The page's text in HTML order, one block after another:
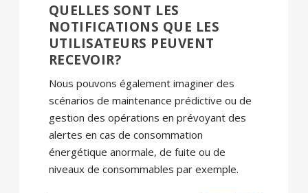
QUELLES SONT LES
NOTIFICATIONS QUE LES
UTILISATEURS PEUVENT
RECEVOIR?
Nous pouvons également imaginer des
scénarios de maintenance prédictive ou de
gestion des opérations en prévoyant des
alertes en cas de consommation
énergétique anormale, de fuite ou de
niveaux de consommables par exemple.